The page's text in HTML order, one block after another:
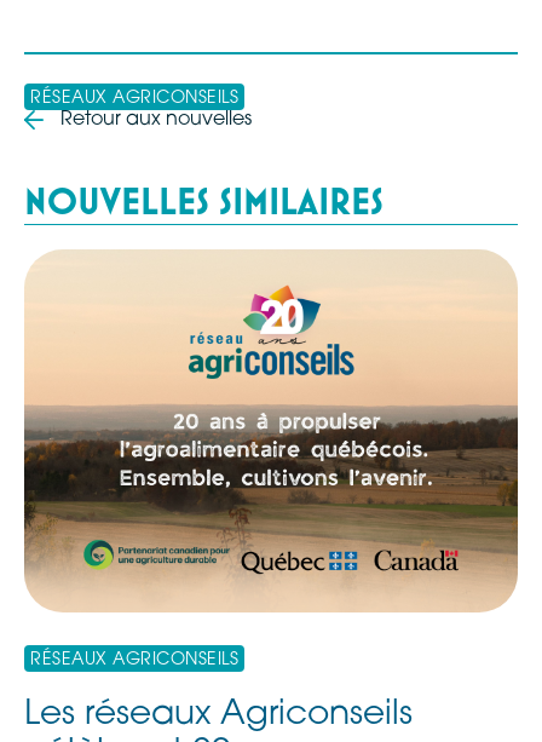
Retour aux nouvelles
RÉSEAUX AGRICONSEILS
NOUVELLES SIMILAIRES
RÉSEAUX AGRICONSEILS
Les réseaux Agriconseils